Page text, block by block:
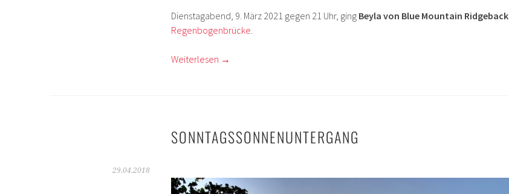
Dienstagabend, 9. März 2021 gegen 21 Uhr, ging Beyla von Blue Mountain Ridgeback
Regenbogenbrücke.
Weiterlesen →
SONNTAGSSONNENUNTERGANG
29.04.2018